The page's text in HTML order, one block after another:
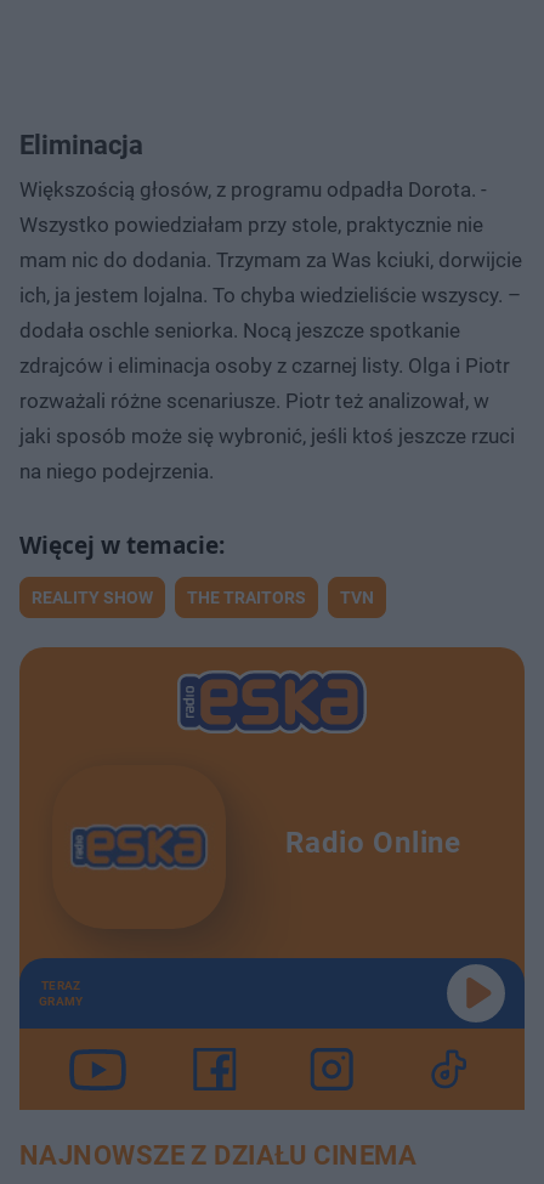
Eliminacja
Większością głosów, z programu odpadła Dorota. -
Wszystko powiedziałam przy stole, praktycznie nie
mam nic do dodania. Trzymam za Was kciuki, dorwijcie
ich, ja jestem lojalna. To chyba wiedzieliście wszyscy. –
dodała oschle seniorka. Nocą jeszcze spotkanie
zdrajców i eliminacja osoby z czarnej listy. Olga i Piotr
rozważali różne scenariusze. Piotr też analizował, w
jaki sposób może się wybronić, jeśli ktoś jeszcze rzuci
na niego podejrzenia.
REALITY SHOW THE TRAITORS TVN
Radio Online
TERAZ
GRAMY
NAJNOWSZE Z DZIAŁU CINEMA